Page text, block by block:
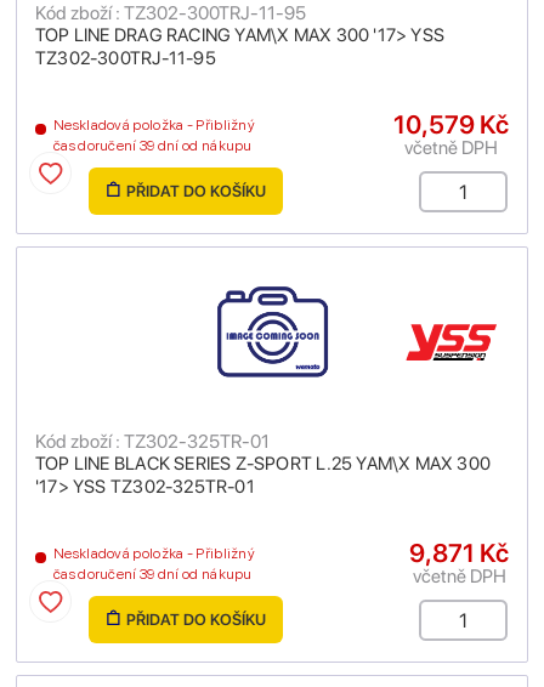
TOP LINE DRAG RACING YAM\X MAX 300 '17> YSS
TZ302-300TRJ-11-95
Kód zboží : TZ302-300TRJ-11-95
Neskladová položka - Přibližný
čas doručení 39 dní od nákupu
10,579 Kč
včetně DPH
PŘIDAT DO KOŠÍKU
TOP LINE BLACK SERIES Z-SPORT L.25 YAM\X MAX 300
'17> YSS TZ302-325TR-01
Kód zboží : TZ302-325TR-01
Neskladová položka - Přibližný
čas doručení 39 dní od nákupu
9,871 Kč
včetně DPH
PŘIDAT DO KOŠÍKU